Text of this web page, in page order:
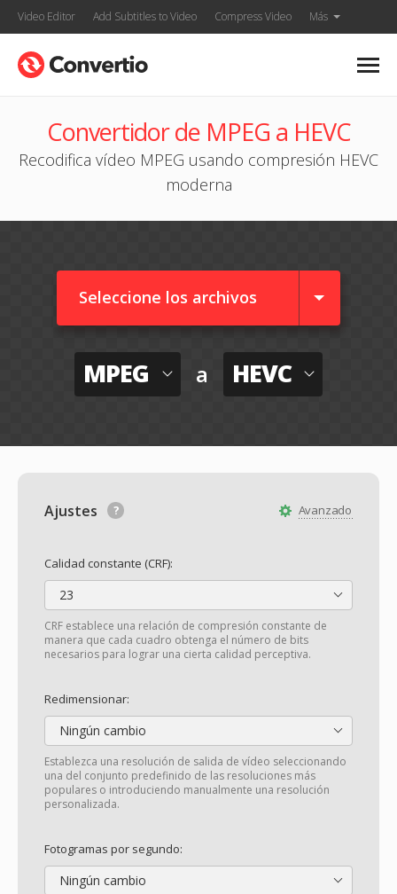
Video Editor Add Subtitles to Video Compress Video Más
Convertidor de MPEG a HEVC
Recodifica vídeo MPEG usando compresión HEVC
moderna
Seleccione los archivos
MPEG a HEVC
Avanzado
Ajustes
Calidad constante (CRF):
23
CRF establece una relación de compresión constante de
manera que cada cuadro obtenga el número de bits
necesarios para lograr una cierta calidad perceptiva.
Redimensionar:
Ningún cambio
Establezca una resolución de salida de vídeo seleccionando
una del conjunto predefinido de las resoluciones más
populares o introduciendo manualmente una resolución
personalizada.
Fotogramas por segundo:
Ningún cambio